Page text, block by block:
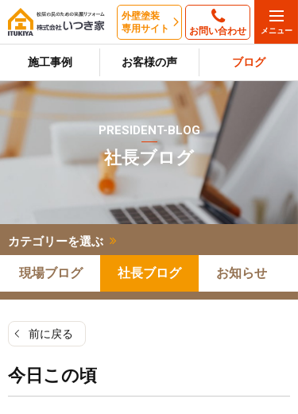
外壁塗装
専用サイト
お問い合わせ
施工事例 お客様の声 ブログ
PRESIDENT-BLOG
社長ブログ
カテゴリーを選ぶ
現場ブログ 社長ブログ お知らせ
前に戻る
今日この頃